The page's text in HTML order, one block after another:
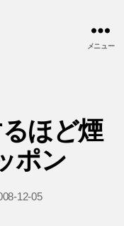
メニュー
ほど煙
ポン
12-05